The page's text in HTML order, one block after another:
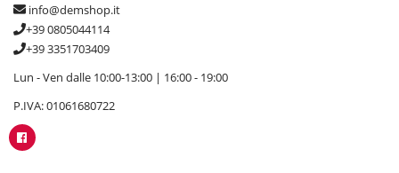
info@demshop.it
+39 0805044114
+39 3351703409
Lun - Ven dalle 10:00-13:00 | 16:00 - 19:00
P.IVA: 01061680722